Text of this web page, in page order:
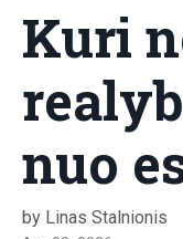
Kuri
nuo
by Linas Stalnionis